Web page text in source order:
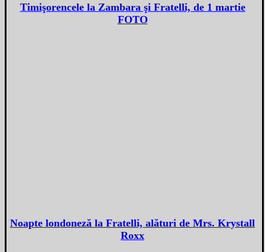
Timişorencele la Zambara şi Fratelli, de 1 martie
FOTO
Noapte londoneză la Fratelli, alături de Mrs. Krystall
Roxx